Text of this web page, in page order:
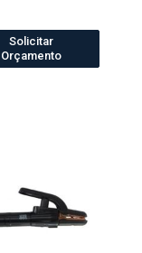
Solicitar
Orçamento